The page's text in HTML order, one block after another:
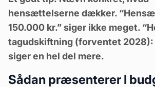
hensættelserne dækker.
150.000 kr.” siger ikke meget.
tagudskiftning (forventet 2028):
siger en hel del mere.
Sådan præsenterer I